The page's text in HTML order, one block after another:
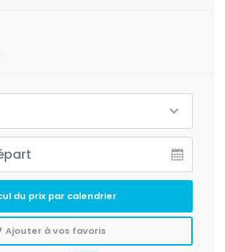
du prix par calendrier
Ajouter à vos favoris